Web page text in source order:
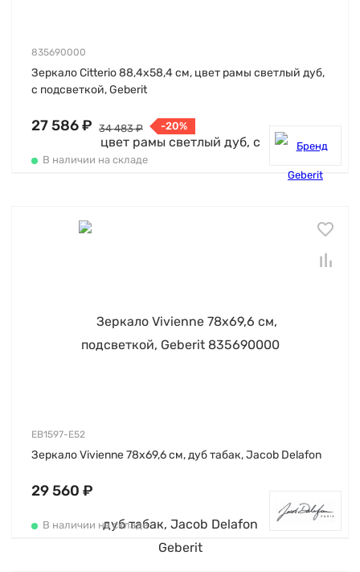
835690000
Зеркало Citterio 88,4х58,4 см, цвет рамы светлый дуб,
с подсветкой, Geberit
27 586 ₽ 34 483 ₽ -20%
В наличии на складе
EB1597-E52
Зеркало Vivienne 78х69,6 см, дуб табак, Jacob Delafon
29 560 ₽
В наличии на складе